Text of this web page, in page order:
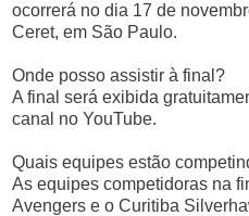
ocorrerá no dia 17 de
Ceret, em São Paulo.
Onde posso assistir à final?
A final será exibida
canal no YouTube.
Quais equipes estão
As equipes competidoras na
Avengers e o Curitiba